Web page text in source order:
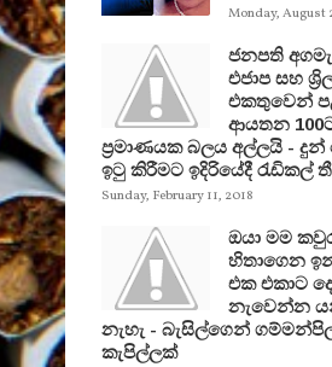
Monday, August
ජනපති
එජාප සහ
එකතුවෙන්
ආයතන
ප්‍රමාණයක බලය අල්ලයි -
ඉටු කිරීමට ඉදිරියේදී රැඩිකල්
Sunday, February 11, 2018
ඔයා මම
හිතාගෙන
එක එකාට
නැවෙන්න
නැහැ - බැසිල්ගෙන්
කැපිල්ලක්